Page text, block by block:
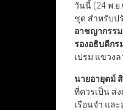
วันนี้ (24 พ.ย
ชุด สำหรับป
อาชญากรร
รองอธิบดีก
เปรม แขวง
นายอายุตม์
ที่ควรเป็น ส่
เรือนจำ แล